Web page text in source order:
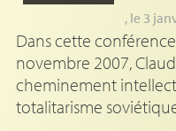
, le 3
Dans cette
novembre 2007,
cheminement
totalitarisme